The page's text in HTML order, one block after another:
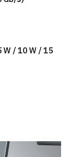
W / 10 W / 15